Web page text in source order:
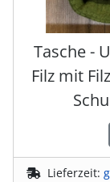
Tasche -
Filz mit
Lieferzeit: